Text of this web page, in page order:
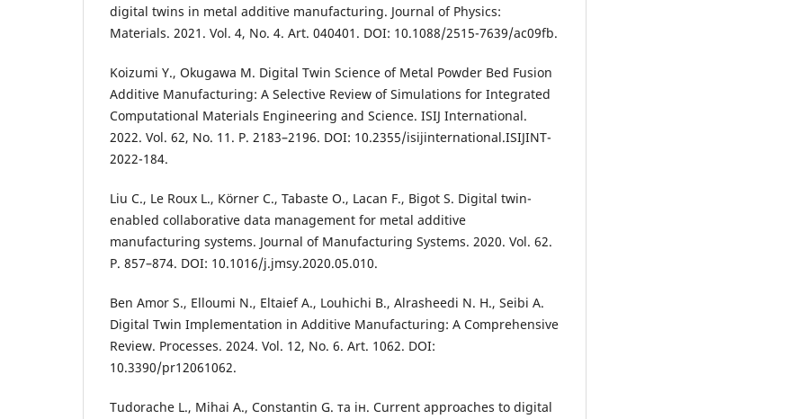
digital twins in metal additive manufacturing. Journal of Physics:
Materials. 2021. Vol. 4, No. 4. Art. 040401. DOI: 10.1088/2515-7639/ac09fb.
Koizumi Y., Okugawa M. Digital Twin Science of Metal Powder Bed Fusion
Additive Manufacturing: A Selective Review of Simulations for Integrated
Computational Materials Engineering and Science. ISIJ International.
2022. Vol. 62, No. 11. P. 2183–2196. DOI: 10.2355/isijinternational.ISIJINT-
2022-184.
Liu C., Le Roux L., Körner C., Tabaste O., Lacan F., Bigot S. Digital twin-
enabled collaborative data management for metal additive
manufacturing systems. Journal of Manufacturing Systems. 2020. Vol. 62.
P. 857–874. DOI: 10.1016/j.jmsy.2020.05.010.
Ben Amor S., Elloumi N., Eltaief A., Louhichi B., Alrasheedi N. H., Seibi A.
Digital Twin Implementation in Additive Manufacturing: A Comprehensive
Review. Processes. 2024. Vol. 12, No. 6. Art. 1062. DOI:
10.3390/pr12061062.
Tudorache L., Mihai A., Constantin G. та ін. Current approaches to digital